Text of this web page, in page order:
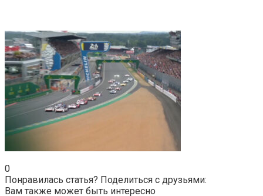
0
Понравилась статья? Поделиться с друзьями:
Вам также может быть интересно